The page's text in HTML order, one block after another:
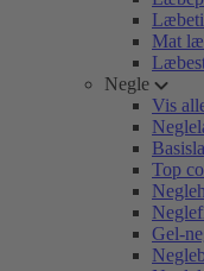
Mat
Negle
Vis
Top
Gel-